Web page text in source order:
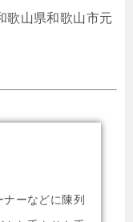
歌山県和歌山市元
ーなどに陳列